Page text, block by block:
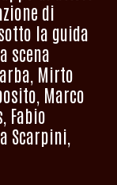
di
la guida
scena
Mirto
Marco
Fabio
Scarpini,